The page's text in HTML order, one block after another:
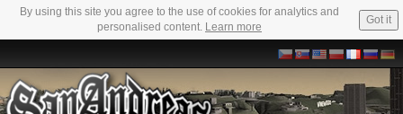
By using this site you agree to the use of cookies for analytics and
personalised content. Learn more
Got it